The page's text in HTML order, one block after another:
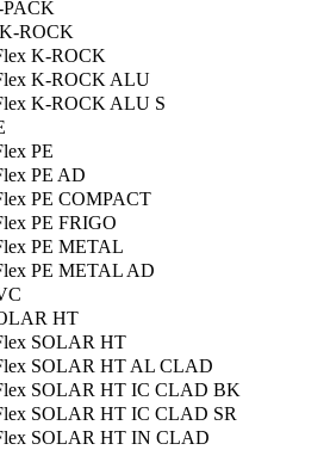
ROCK
K-ROCK
K-ROCK ALU
K-ROCK ALU S
PE
PE AD
PE COMPACT
PE FRIGO
PE METAL
PE METAL AD
HT
SOLAR HT
SOLAR HT AL CLAD
SOLAR HT IC CLAD BK
SOLAR HT IC CLAD SR
SOLAR HT IN CLAD